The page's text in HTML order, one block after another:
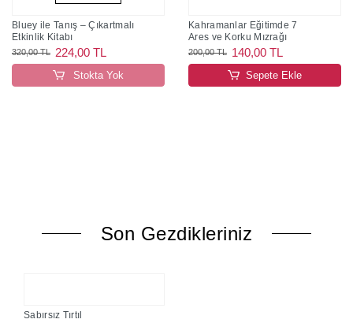
Bluey ile Tanış – Çıkartmalı
Etkinlik Kitabı
320,00 TL 224,00 TL
Stokta Yok
Kahramanlar Eğitimde 7
Ares ve Korku Mızrağı
200,00 TL 140,00 TL
Sepete Ekle
Son Gezdikleriniz
Sabırsız Tırtıl